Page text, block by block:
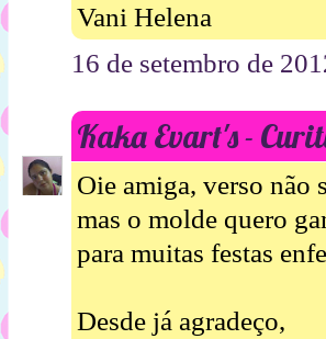
Vani Helena
16 de setembro de
Kaka Evart's -
Oie amiga, verso não
mas o molde quero
para muitas festas
Desde já agradeço,